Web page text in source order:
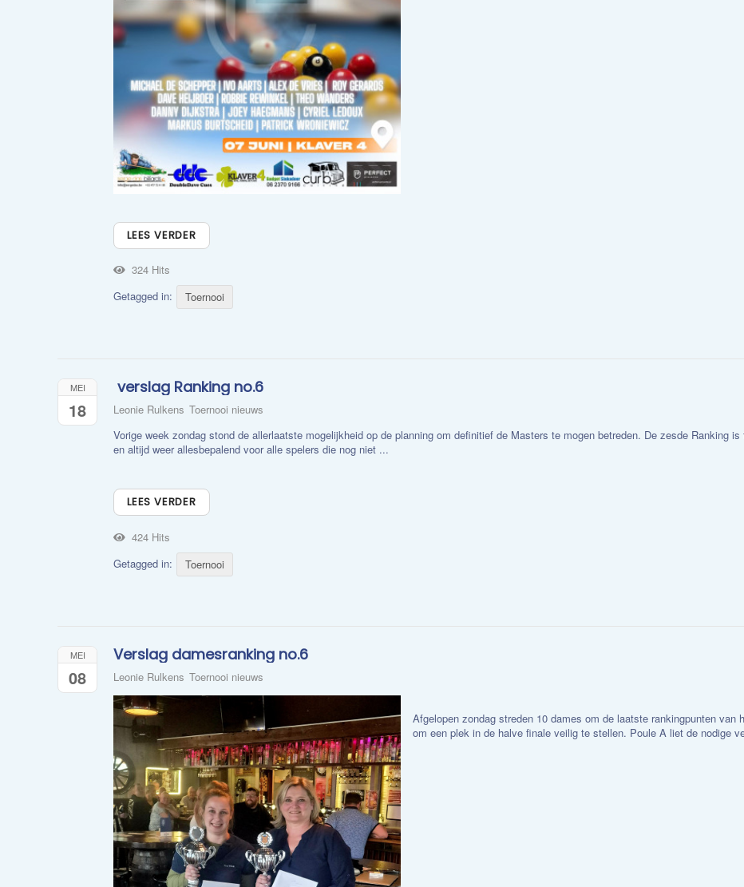
LEES VERDER
324 Hits
Getagged in:
Toernooi
MEI
18
​ verslag Ranking no.6
Leonie Rulkens Toernooi nieuws
Vorige week zondag stond de allerlaatste mogelijkheid op de planning om definitief de Masters te mogen betreden. De zesde Ranking
en altijd weer allesbepalend voor alle spelers die nog niet ...
LEES VERDER
424 Hits
Getagged in:
Toernooi
MEI
08
Verslag damesranking no.6
Leonie Rulkens Toernooi nieuws
Afgelopen zondag streden 10 dames om de laatste rankingpunten
om een plek in de halve finale veilig te stellen. Poule A liet de nodige